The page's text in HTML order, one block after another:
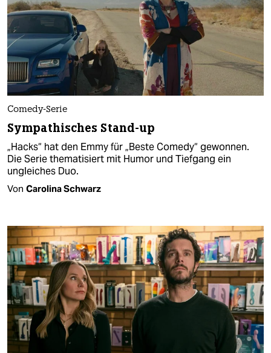
Comedy-Serie
Sympathisches Stand-up
„Hacks“ hat den Emmy für „Beste Comedy“ gewonnen.
Die Serie thematisiert mit Humor und Tiefgang ein
ungleiches Duo.
Von Carolina Schwarz